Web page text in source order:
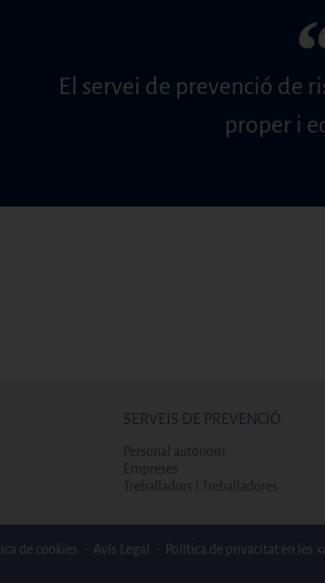
El servei de prevenció de
proper i
SERVEIS DE PREVENCIÓ
Personal autònom
Empreses
Treballadors i Treballadores
de cookies Avís Legal Política de privacitat en les